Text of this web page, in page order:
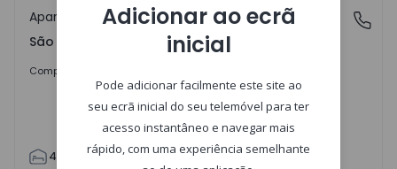
São Domingos de Rana, Lisboa
Apartamento
São Domingos de Rana, Lisboa
Comprar
4 2 119 130 2
Adicionar ao ecrã
inicial
Pode adicionar facilmente este site ao
seu ecrã inicial do seu telemóvel para ter
acesso instantâneo e navegar mais
rápido, com uma experiência semelhante